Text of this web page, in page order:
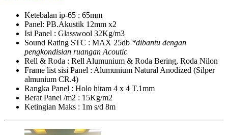
Ketebalan ip-65 : 65mm
Panel: PB.Akustik 12mm x2
Isi Panel : Glasswool 32Kg/m3
Sound Rating STC : MAX 25db *dibantu dengan
pengkondisian ruangan Acoutic
Rell & Roda : Rell Alumunium & Roda Bering, Roda Nilon
Frame list sisi Panel : Alumunium Natural Anodized (Silper
almunium CR.4)
Rangka Panel : Holo hitam 4 x 4 T.1mm
Berat Panel /m2 : 15Kg/m2
Ketingian Maks : 1m s/d 8m